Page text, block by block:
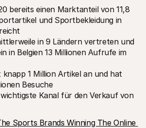
bereits einen Marktanteil von 11,8
und Sportbekleidung in
in 9 Ländern vertreten und
in Belgien 13 Millionen Aufrufe im
1 Million Artikel an und hat
Besuche
Kanal für den Verkauf von
Sports Brands Winning The Online